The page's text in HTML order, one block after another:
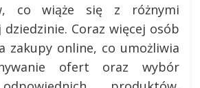
co wiąże się z różnymi
Coraz więcej osób
zakupy online, co umożliwia
ofert oraz wybór